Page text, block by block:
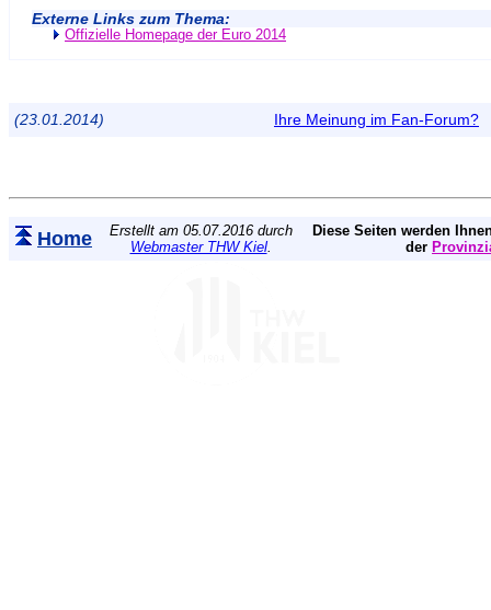
Externe Links zum Thema:
Offizielle Homepage der Euro 2014
(23.01.2014) Ihre Meinung im Fan-Forum?
Home
Erstellt am 05.07.2016 durch
Webmaster THW Kiel.
Diese Seiten werden
der